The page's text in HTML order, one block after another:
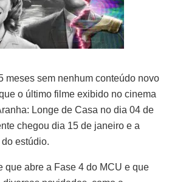
meses sem nenhum conteúdo novo
o último filme exibido no cinema
Longe de Casa no dia 04 de
chegou dia 15 de janeiro e a
estúdio.
que abre a Fase 4 do MCU e que